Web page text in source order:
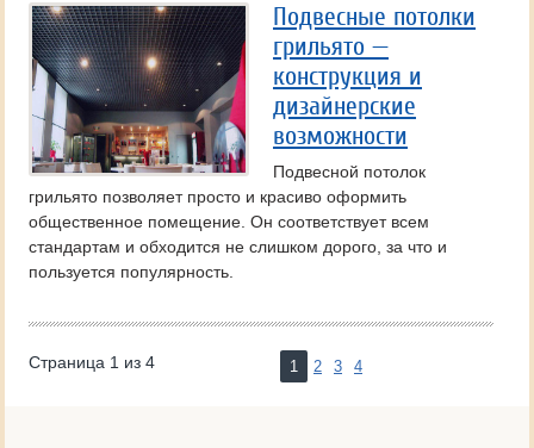
Подвесные потолки
грильято —
конструкция и
дизайнерские
возможности
Подвесной потолок
грильято позволяет просто и красиво оформить
общественное помещение. Он соответствует всем
стандартам и обходится не слишком дорого, за что и
пользуется популярность.
Страница 1 из 4 1 2 3 4